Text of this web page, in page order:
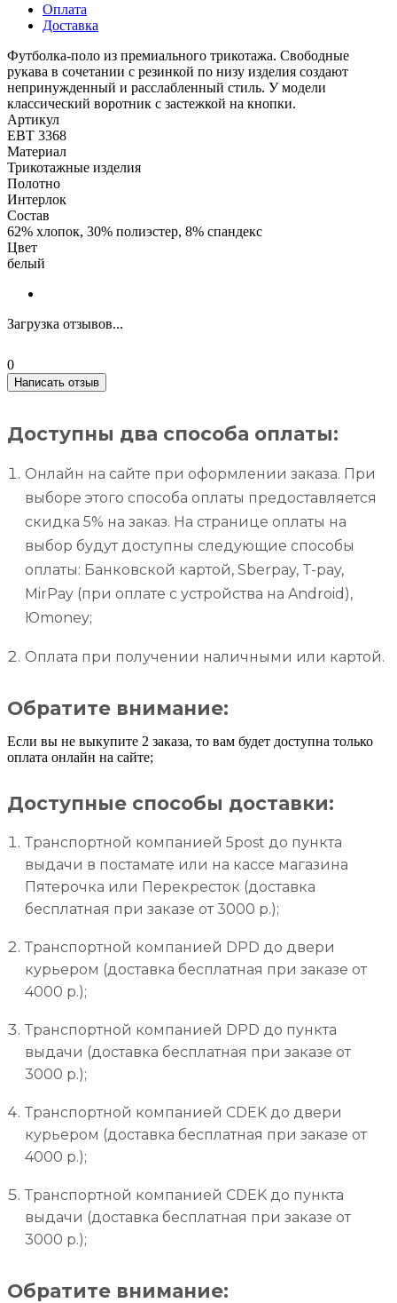
Оплата
Доставка
Футболка-поло из премиального трикотажа. Свободные
рукава в сочетании с резинкой по низу изделия создают
непринужденный и расслабленный стиль. У модели
классический воротник с застежкой на кнопки.
Артикул
ЕВТ 3368
Материал
Трикотажные изделия
Полотно
Интерлок
Состав
62% хлопок, 30% полиэстер, 8% спандекс
Цвет
белый
Загрузка отзывов...
0
Написать отзыв
Доступны два способа оплаты:
Онлайн на сайте при оформлении заказа. При
выборе этого способа оплаты предоставляется
скидка 5% на заказ. На странице оплаты на
выбор будут доступны следующие способы
оплаты: Банковской картой, Sberpay, T-pay,
MirPay (при оплате с устройства на Android),
Юmoney;
Оплата при получении наличными или картой.
Обратите внимание:
Если вы не выкупите 2 заказа, то вам будет доступна только
оплата онлайн на сайте;
Доступные способы доставки:
Транспортной компанией 5post до пункта
выдачи в постамате или на кассе магазина
Пятерочка или Перекресток (доставка
бесплатная при заказе от 3000 р.);
Транспортной компанией DPD до двери
курьером (доставка бесплатная при заказе от
4000 р.);
Транспортной компанией DPD до пункта
выдачи (доставка бесплатная при заказе от
3000 р.);
Транспортной компанией CDEK до двери
курьером (доставка бесплатная при заказе от
4000 р.);
Транспортной компанией CDEK до пункта
выдачи (доставка бесплатная при заказе от
3000 р.);
Обратите внимание: